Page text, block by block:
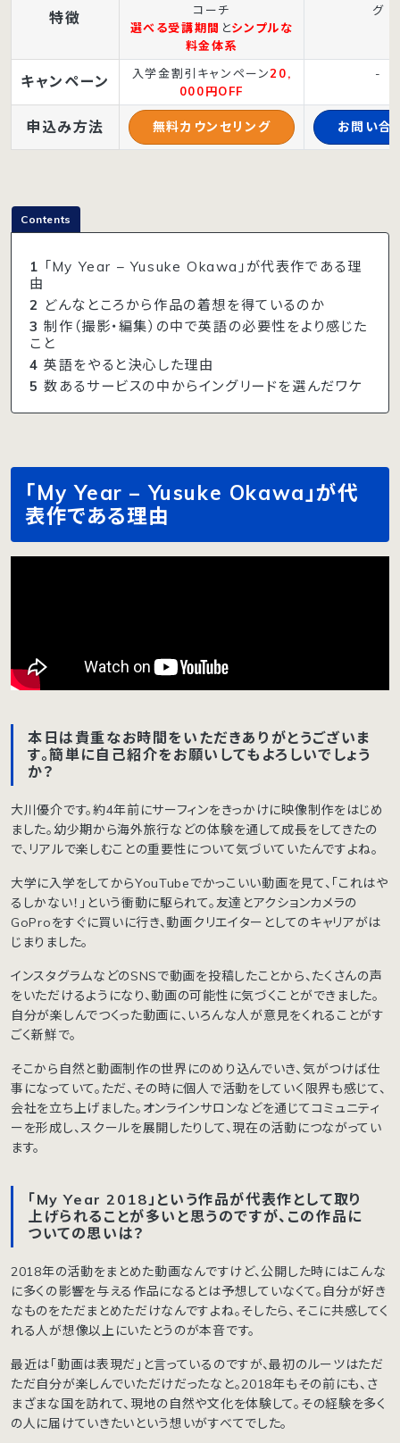
特徴
コーチ
選べる受講期間 とシンプルな
料金体系
グ
キャンペーン 入学金割引キャンペーン20,
000円OFF
-
申込み方法 無料カウンセリング お問い合
Contents
1 「My Year – Yusuke Okawa」が代表作である理
由
2 どんなところから作品の着想を得ているのか
3 制作（撮影・編集）の中で英語の必要性をより感じた
こと
4 英語をやると決心した理由
5 数あるサービスの中からイングリードを選んだワケ
「My Year – Yusuke Okawa」が代
表作である理由
本日は貴重なお時間をいただきありがとうございま
す。簡単に自己紹介をお願いしてもよろしいでしょう
か？
大川優介です。約4年前にサーフィンをきっかけに映像制作をはじめ
ました。幼少期から海外旅行などの体験を通して成長をしてきたの
で、リアルで楽しむことの重要性について気づいていたんですよね。
大学に入学をしてからYouTubeでかっこいい動画を見て、「これはや
るしかない！」という衝動に駆られて。友達とアクションカメラの
GoProをすぐに買いに行き、動画クリエイターとしてのキャリアがは
じまりました。
インスタグラムなどのSNSで動画を投稿したことから、たくさんの声
をいただけるようになり、動画の可能性に気づくことができました。
自分が楽しんでつくった動画に、いろんな人が意見をくれることがす
ごく新鮮で。
そこから自然と動画制作の世界にのめり込んでいき、気がつけば仕
事になっていて。ただ、その時に個人で活動をしていく限界も感じて、
会社を立ち上げました。オンラインサロンなどを通じてコミュニティ
ーを形成し、スクールを展開したりして、現在の活動につながってい
ます。
「My Year 2018」という作品が代表作として取り
上げられることが多いと思うのですが、この作品に
ついての思いは？
2018年の活動をまとめた動画なんですけど、公開した時にはこんな
に多くの影響を与える作品になるとは予想していなくて。自分が好き
なものをただまとめただけなんですよね。そしたら、そこに共感してく
れる人が想像以上にいたとうのが本音です。
最近は「動画は表現だ」と言っているのですが、最初のルーツはただ
ただ自分が楽しんでいただけだったなと。2018年もその前にも、さ
まざまな国を訪れて、現地の自然や文化を体験して。その経験を多く
の人に届けていきたいという想いがすべてでした。